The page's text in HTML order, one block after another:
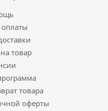
товар
товара
оферты